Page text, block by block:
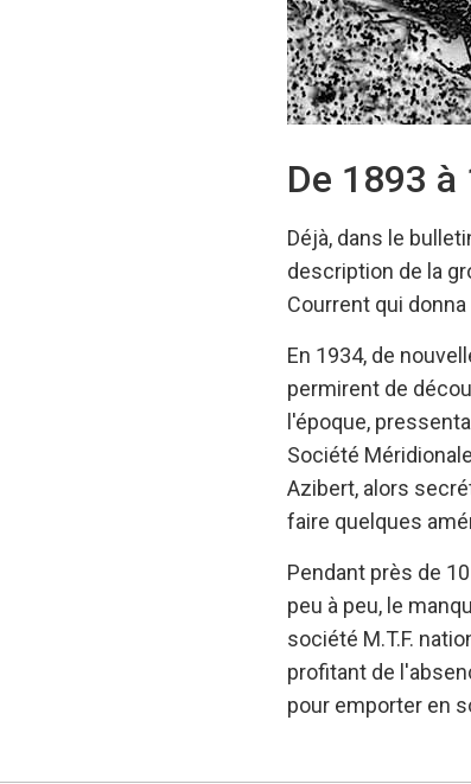
De 1893 à
Déjà, dans le
description de la
Courrent qui
En 1934, de
permirent de
l'époque,
Société
Azibert, alors
faire quelques
Pendant près de
peu à peu, le
société M.T.F.
profitant de
pour emporter en